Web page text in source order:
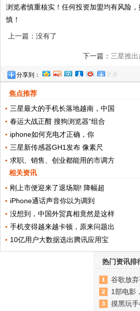
浏览者慎重核实！任何投资加盟均有风险
慎！
上一篇：没有了
下一篇： 三星推
不再是科
分享到： 更多
焦点推荐
三星最大的手机长落地越南，中国
春运大战正酣 搜狗浏览器“组合
iphone如何充电才正确，你
三星新传感器GH1发布 像素尺
求职、销售、创业都能用的市调方
相关资讯
刚上市便迎来了退场期! 降幅超
iPhone通话声音你以为调到
没想到，中国外贸真相竟然是这样
手机变得越来越卡顿，原来问题出
10亿用户大数据选出腾讯应用宝
热门资讯排
谷歌放
1部电影
摸黑玩